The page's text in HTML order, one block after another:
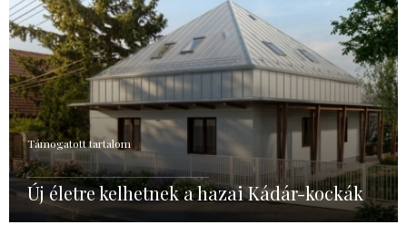
Támogatott tartalom
Új életre kelhetnek a hazai Kádár-kockák